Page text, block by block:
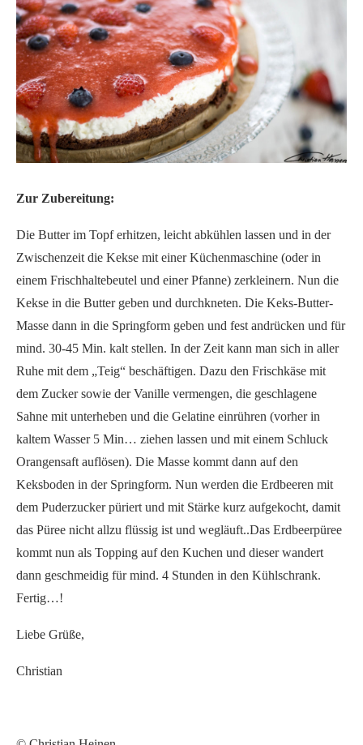
Zur Zubereitung:
Die Butter im Topf erhitzen, leicht abkühlen lassen und in der
Zwischenzeit die Kekse mit einer Küchenmaschine (oder in
einem Frischhaltebeutel und einer Pfanne) zerkleinern. Nun die
Kekse in die Butter geben und durchkneten. Die Keks-Butter-
Masse dann in die Springform geben und fest andrücken und für
mind. 30-45 Min. kalt stellen. In der Zeit kann man sich in aller
Ruhe mit dem „Teig“ beschäftigen. Dazu den Frischkäse mit
dem Zucker sowie der Vanille vermengen, die geschlagene
Sahne mit unterheben und die Gelatine einrühren (vorher in
kaltem Wasser 5 Min… ziehen lassen und mit einem Schluck
Orangensaft auflösen). Die Masse kommt dann auf den
Keksboden in der Springform. Nun werden die Erdbeeren mit
dem Puderzucker püriert und mit Stärke kurz aufgekocht, damit
das Püree nicht allzu flüssig ist und wegläuft..Das Erdbeerpüree
kommt nun als Topping auf den Kuchen und dieser wandert
dann geschmeidig für mind. 4 Stunden in den Kühlschrank.
Fertig…!
Liebe Grüße,
Christian